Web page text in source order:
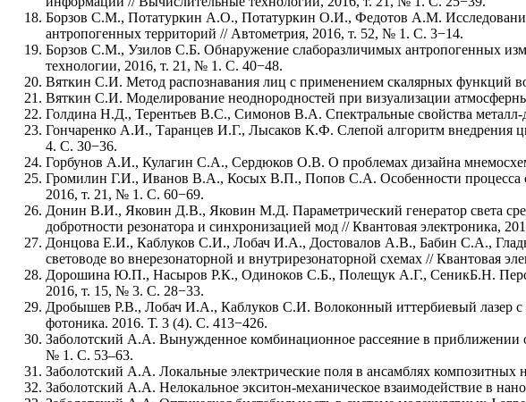
Борзов С.М., Потатуркин А.О., Потатуркин О.И., Федотов А.М.
антропогенных территорий // Автометрия, 2016, т. 52, № 1. С. 3−14.
Борзов С.М., Узилов С.Б. Обнаружение слаборазличимых антропогенных
технологии, 2016, т. 21, № 1. С. 40−48.
Вяткин С.И. Метод распознавания лиц с применением скалярных функций
Вяткин С.И. Моделирование неоднородностей при визуализации
Голдина Н.Д., Терентьев В.С., Симонов В.А. Спектральные свойства
Гончаренко А.И., Таранцев И.Г., Лысаков К.Ф. Слепой алгоритм внедрения
4. С. 30−36.
Горбунов А.И., Кулагин С.А., Сердюков О.В. О проблемах дизайна
Громилин Г.И., Иванов В.А., Косых В.П., Попов С.А. Особенности процесса
2016, т. 21, № 1. С. 60−69.
Донин В.И., Яковин Д.В., Яковин М.Д. Параметрический генератор света
добротности резонатора и синхронизацией мод // Квантовая электроника,
Донцова Е.И., Каблуков С.И., Лобач И.А., Достовалов А.В., Бабин С.А.,
световоде во внерезонаторной и внутрирезонаторной схемах // Квантовая
Дорошина Ю.П., Насыров Р.К., Одиноков С.Б., Полещук А.Г., СеникБ.Н.
2016, т. 15, № 3. С. 28−33.
Дробышев Р.В., Лобач И.А., Каблуков C.И. Волоконный иттербиевый лазер
фотоника. 2016. Т. 3 (4). С. 413−426.
Заболотский А.А. Вынужденное комбинационное рассеяние в
№ 1. С. 53–63.
Заболотский А.А. Локальные электрические поля в ансамблях
Заболотский А.А. Нелокальное экситон-механическое взаимодействие в